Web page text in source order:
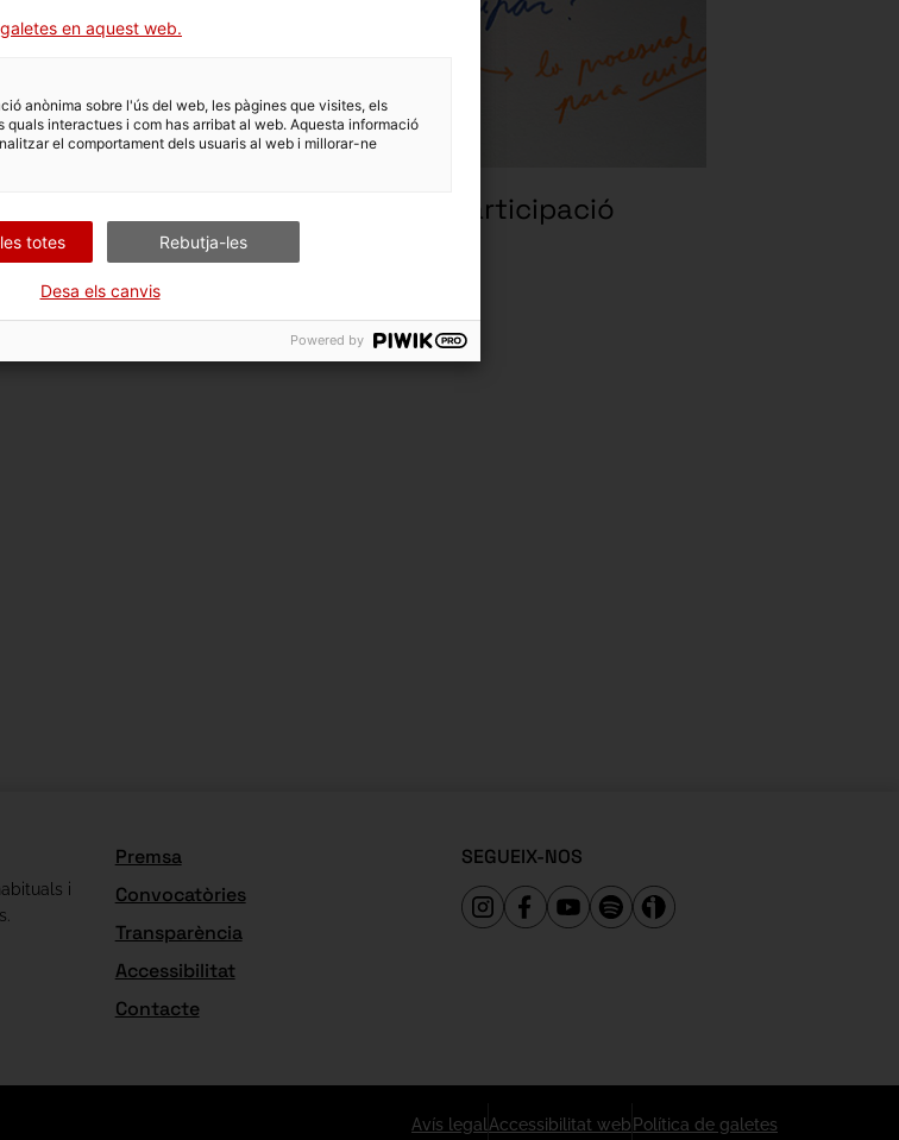
Gremi de Participació
i
Premsa
Convocatòries
Transparència
Accessibilitat
Contacte
SEGUEIX-NOS
Avís legal Accessibilitat web Política de galetes
en aquest web.
anònima sobre l'ús del web, les pàgines que visites, els
quals interactues i com has arribat al web. Aquesta informació
el comportament dels usuaris al web i millorar-ne
totes Rebutja-les
Desa els canvis
Powered by